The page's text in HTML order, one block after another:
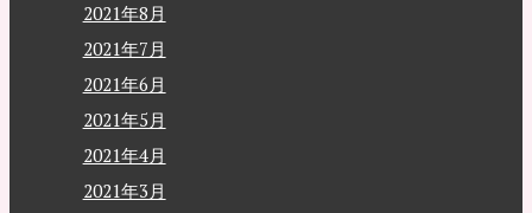
2021年8月
2021年7月
2021年6月
2021年5月
2021年4月
2021年3月